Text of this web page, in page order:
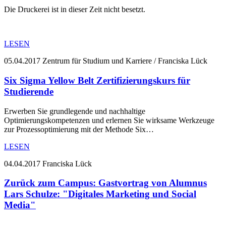
Die Druckerei ist in dieser Zeit nicht besetzt.
LESEN
05.04.2017 Zentrum für Studium und Karriere / Franciska Lück
Six Sigma Yellow Belt Zertifizierungskurs für
Studierende
Erwerben Sie grundlegende und nachhaltige
Optimierungskompetenzen und erlernen Sie wirksame Werkzeuge
zur Prozessoptimierung mit der Methode Six…
LESEN
04.04.2017 Franciska Lück
Zurück zum Campus: Gastvortrag von Alumnus
Lars Schulze: "Digitales Marketing und Social
Media"